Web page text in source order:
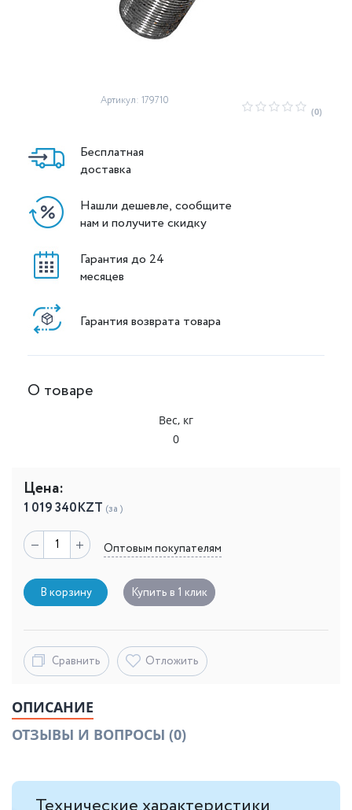
Артикул: 179710
(0)
Бесплатная
доставка
Нашли дешевле, сообщите
нам и получите скидку
Гарантия до 24
месяцев
Гарантия возврата товара
О товаре
Вес, кг
0
Цена:
1 019 340KZT (за )
Оптовым покупателям
В корзину Купить в 1 клик
Сравнить Отложить
ОПИСАНИЕ
ОТЗЫВЫ И ВОПРОСЫ (0)